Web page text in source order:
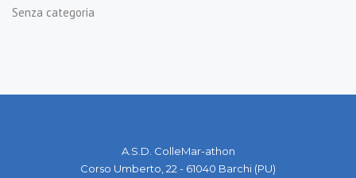
Senza categoria
A.S.D. ColleMar-athon
Corso Umberto, 22 - 61040 Barchi (PU)